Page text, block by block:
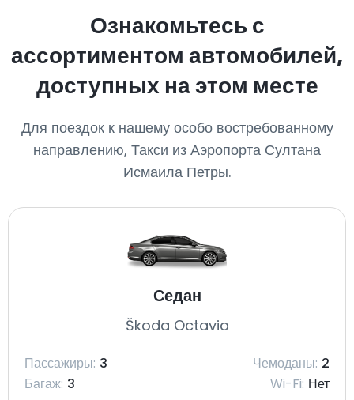
Ознакомьтесь с
ассортиментом автомобилей,
доступных на этом месте
Для поездок к нашему особо востребованному
направлению, Такси из Аэропорта Султана
Исмаила Петры.
Седан
Škoda Octavia
Пассажиры: 3 Чемоданы: 2
Багаж: 3 Wi-Fi: Нет